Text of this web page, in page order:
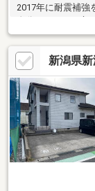
2017年に耐震補強
は、既製品の新築
風・眺望も良好。
つ。家を「直す」
そ、じっくりと味
新潟県